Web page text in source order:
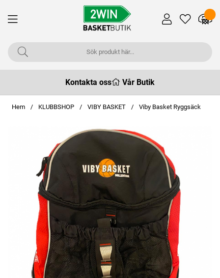
Kontakta oss Vår Butik
Hem KLUBBSHOP VIBY BASKET Viby Basket Ryggsäck